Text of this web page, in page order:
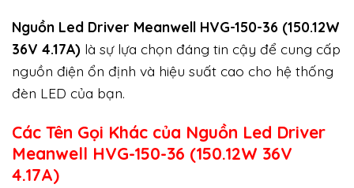
Nguồn Led Driver Meanwell HVG-150-36 (150.12W
36V 4.17A) là sự lựa chọn đáng tin cậy để cung cấp
nguồn điện ổn định và hiệu suất cao cho hệ thống
đèn LED của bạn.
Các Tên Gọi Khác của Nguồn Led Driver
Meanwell HVG-150-36 (150.12W 36V
4.17A)